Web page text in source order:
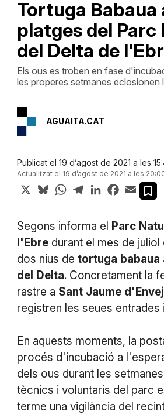
Tortuga Babaua
platges del Parc
del Delta de
Els ous es troben en fase
les properes setmanes eclosionen
AGUAITA.CAT
Publicat el 19 d’agost de 2021 a les
Actualitzat el 19 d’agost de 2021 a les
X BlueskyWhatsApp
TelegramLinkedInFacebook
Email
Segons informa el Parc
l'Ebredurant el mes de juliol
dos nius de tortuga babaua
del Delta. Concretament la
rastre a Sant Jaume
registren les seues entrades
En aquests moments, la
procés d'incubació a
dels ous durant les
tècnics i voluntaris del parc
terme una vigilància del